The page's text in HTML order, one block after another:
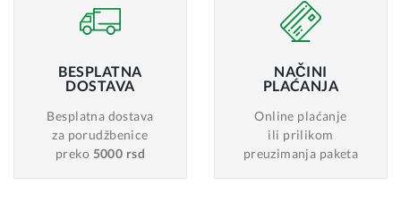
BESPLATNA
DOSTAVA
Besplatna dostava
za porudžbenice
preko 5000 rsd
NAČINI
PLAĆANJA
Online plaćanje
ili prilikom
preuzimanja paketa